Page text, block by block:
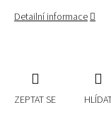
Detailní informace
ZEPTAT SE